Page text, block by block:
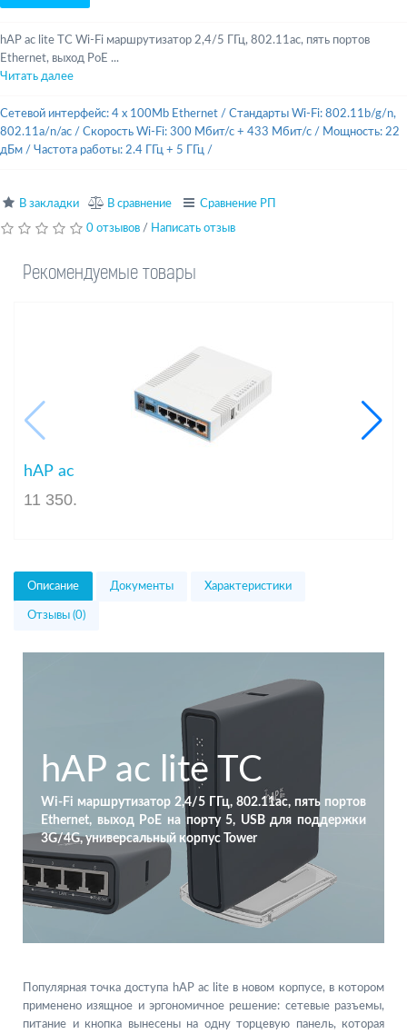
hAP ac lite TC Wi-Fi маршрутизатор 2,4/5 ГГц, 802.11ac, пять портов
Ethernet, выход PoE ...
Читать далее
Сетевой интерфейс: 4 x 100Mb Ethernet / Стандарты Wi-Fi: 802.11b/g/n,
802.11a/n/ac / Скорость Wi-Fi: 300 Мбит/с + 433 Мбит/с / Мощность: 22
дБм / Частота работы: 2.4 ГГц + 5 ГГц /
В закладки В сравнение Сравнение РП
0 отзывов / Написать отзыв
Рекомендуемые товары
hAP ac
11 350.
Описание Документы Характеристики
Отзывы (0)
hAP ac lite TC
Wi-Fi маршрутизатор 2,4/5 ГГц, 802.11ac, пять портов
Ethernet, выход PoE на порту 5, USB для поддержки
3G/4G, универсальный корпус Tower
Популярная точка доступа hAP ac lite в новом корпусе, в котором
применено изящное и эргономичное решение: сетевые разъемы,
питание и кнопка вынесены на одну торцевую панель, которая